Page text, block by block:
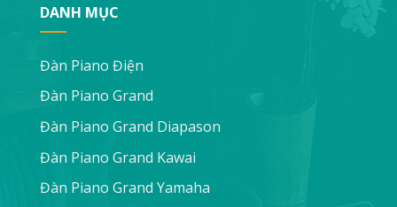
DANH MỤC
Đàn Piano Điện
Đàn Piano Grand
Đàn Piano Grand Diapason
Đàn Piano Grand Kawai
Đàn Piano Grand Yamaha